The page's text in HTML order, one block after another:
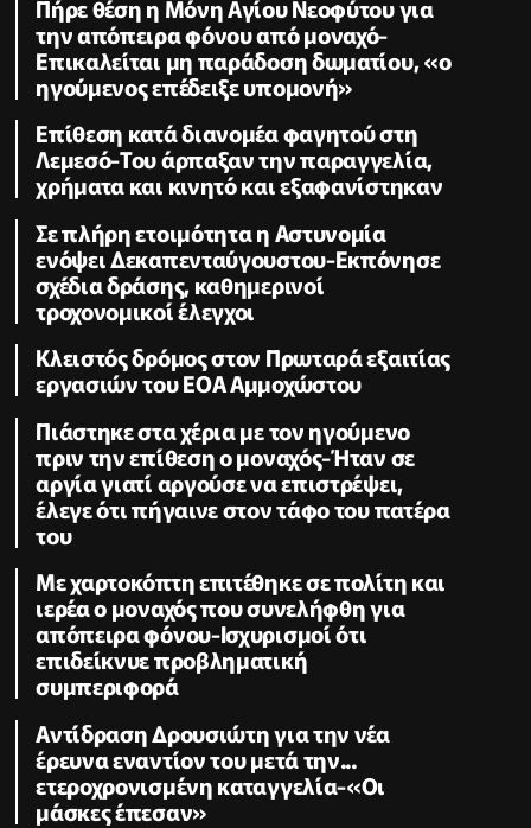
Πήρε θέση η Μόνη Αγίου Νεοφύτου για
την απόπειρα φόνου από μοναχό-
Επικαλείται μη παράδοση δωματίου, «ο
ηγούμενος επέδειξε υπομονή»
Επίθεση κατά διανομέα φαγητού στη
Λεμεσό-Του άρπαξαν την παραγγελία,
χρήματα και κινητό και εξαφανίστηκαν
Σε πλήρη ετοιμότητα η Αστυνομία
ενόψει Δεκαπενταύγουστου-Εκπόνησε
σχέδια δράσης, καθημερινοί
τροχονομικοί έλεγχοι
Κλειστός δρόμος στον Πρωταρά εξαιτίας
εργασιών του ΕΟΑ Αμμοχώστου
Πιάστηκε στα χέρια με τον ηγούμενο
πριν την επίθεση ο μοναχός-Ήταν σε
αργία γιατί αργούσε να επιστρέψει,
έλεγε ότι πήγαινε στον τάφο του πατέρα
του
Με χαρτοκόπτη επιτέθηκε σε πολίτη και
ιερέα ο μοναχός που συνελήφθη για
απόπειρα φόνου-Ισχυρισμοί ότι
επιδείκνυε προβληματική
συμπεριφορά
Αντίδραση Δρουσιώτη για την νέα
έρευνα εναντίον του μετά την...
ετεροχρονισμένη καταγγελία-«Οι
μάσκες έπεσαν»